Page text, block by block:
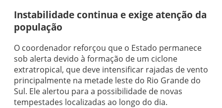
Instabilidade continua e exige atenção da
população
O coordenador reforçou que o Estado permanece
sob alerta devido à formação de um ciclone
extratropical, que deve intensificar rajadas de vento
principalmente na metade leste do Rio Grande do
Sul. Ele alertou para a possibilidade de novas
tempestades localizadas ao longo do dia.